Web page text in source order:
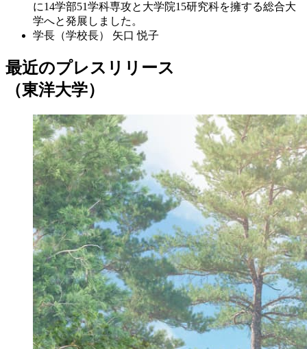
に14学部51学科専攻と大学院15研究科を擁する総合大
学へと発展しました。
学長（学校長）
矢口 悦子
最近のプレスリリース
（東洋大学）